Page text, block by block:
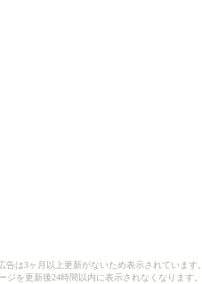
告は3ヶ月以上更新がないため表示されています。
ジを更新後24時間以内に表示されなくなります。